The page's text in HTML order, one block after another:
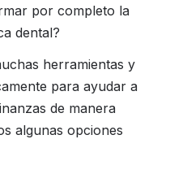
por completo la
dental?
herramientas y
para ayudar a
de manera
algunas opciones